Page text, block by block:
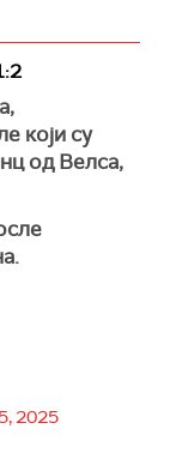
који су
од Велса,
2025